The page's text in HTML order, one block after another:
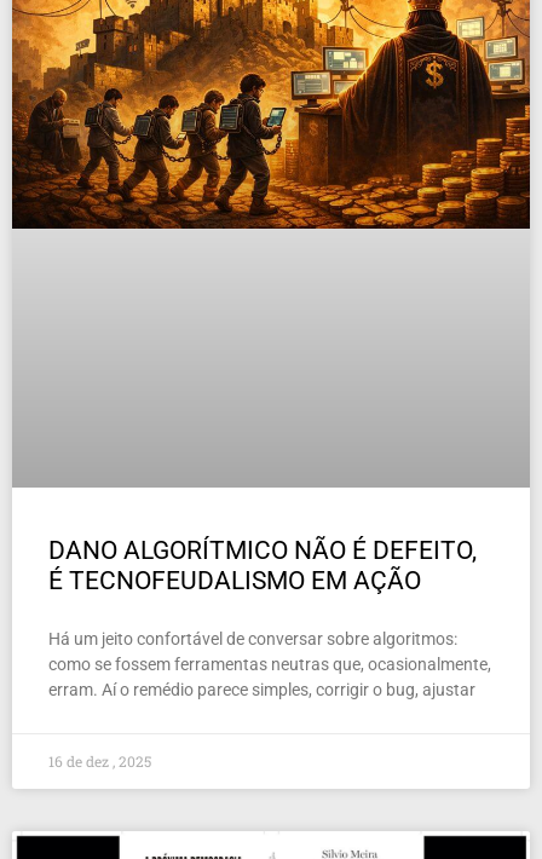
DANO ALGORÍTMICO NÃO É DEFEITO,
É TECNOFEUDALISMO EM AÇÃO
Há um jeito confortável de conversar sobre algoritmos:
como se fossem ferramentas neutras que, ocasionalmente,
erram. Aí o remédio parece simples, corrigir o bug, ajustar
16 de dez , 2025